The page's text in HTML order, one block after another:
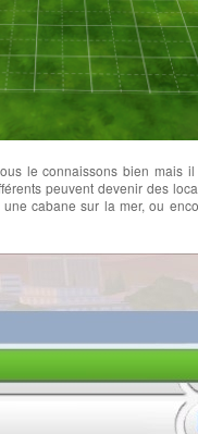
le connaissons bien mais il
peuvent devenir des
cabane sur la mer, ou